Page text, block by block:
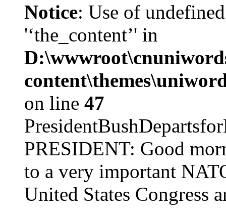
Notice: Use of
'‘the_content’' in
on line 47
PRESIDENT: Good
to a very important
United States Congress